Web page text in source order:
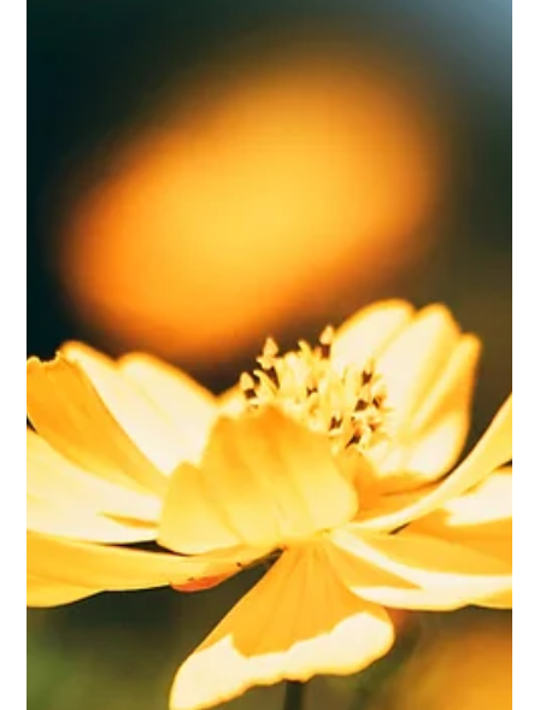
Protect Children
7.2.2025
2 min käytetty lukemiseen
Tiedosta toimintaan: 2KNOW-hankkeen
päätöskonferenssi ja
päätöskonsortiotapaaminen
AJANKOHTAISTA Tällä viikolla työmme lasten suojelemiseksi
verkkovälitteiseltä seksuaaliväkivallalta huipentui Brysseliin,